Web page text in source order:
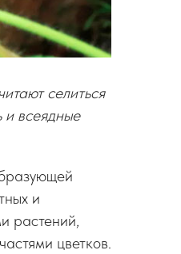
селиться
и всеядные
и
растений,
цветков.